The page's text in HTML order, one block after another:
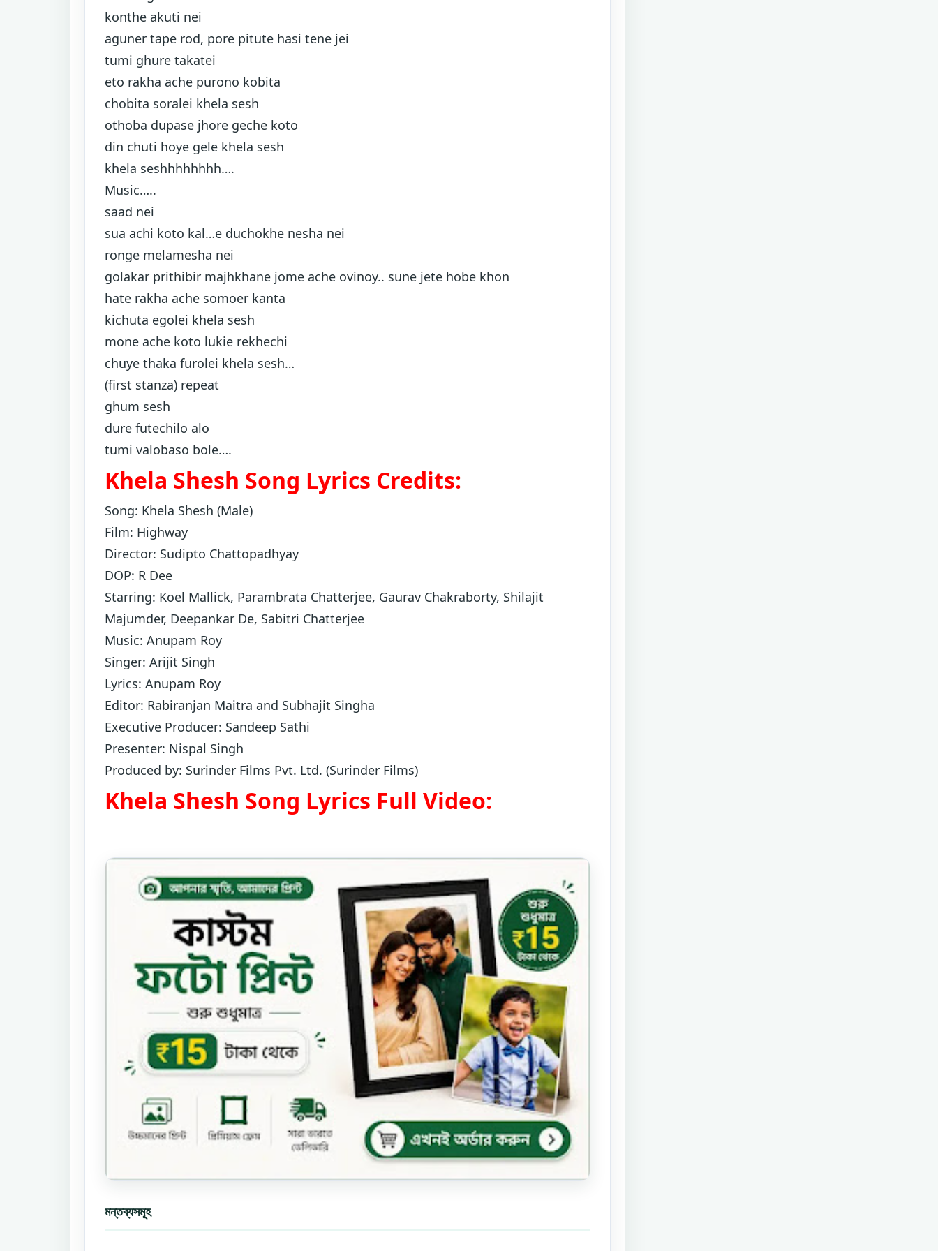
konthe akuti nei
aguner tape rod, pore pitute hasi tene jei
tumi ghure takatei
eto rakha ache purono kobita
chobita soralei khela sesh
othoba dupase jhore geche koto
din chuti hoye gele khela sesh
khela seshhhhhhhh….
Music…..
saad nei
sua achi koto kal…e duchokhe nesha nei
ronge melamesha nei
golakar prithibir majhkhane jome ache ovinoy.. sune jete hobe khon
hate rakha ache somoer kanta
kichuta egolei khela sesh
mone ache koto lukie rekhechi
chuye thaka furolei khela sesh…
(first stanza) repeat
ghum sesh
dure futechilo alo
tumi valobaso bole….
Khela Shesh Song Lyrics Credits:
Song: Khela Shesh (Male)
Film: Highway
Director: Sudipto Chattopadhyay
DOP: R Dee
Starring: Koel Mallick, Parambrata Chatterjee, Gaurav Chakraborty, Shilajit
Majumder, Deepankar De, Sabitri Chatterjee
Music: Anupam Roy
Singer: Arijit Singh
Lyrics: Anupam Roy
Editor: Rabiranjan Maitra and Subhajit Singha
Executive Producer: Sandeep Sathi
Presenter: Nispal Singh
Produced by: Surinder Films Pvt. Ltd. (Surinder Films)
Khela Shesh Song Lyrics Full Video:
মন্তব্যসমূহ